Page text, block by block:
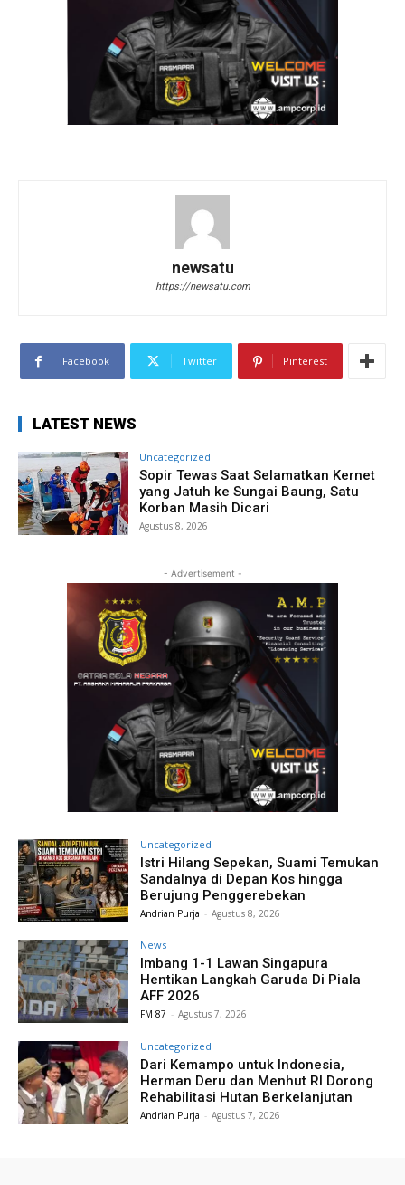
newsatu
https://newsatu.com
Facebook Twitter Pinterest
LATEST NEWS
Uncategorized
Sopir Tewas Saat Selamatkan Kernet
yang Jatuh ke Sungai Baung, Satu
Korban Masih Dicari
Agustus 8, 2026
- Advertisement -
Uncategorized
Istri Hilang Sepekan, Suami Temukan
Sandalnya di Depan Kos hingga
Berujung Penggerebekan
Andrian Purja - Agustus 8, 2026
News
Imbang 1-1 Lawan Singapura
Hentikan Langkah Garuda Di Piala
AFF 2026
FM 87 - Agustus 7, 2026
Uncategorized
Dari Kemampo untuk Indonesia,
Herman Deru dan Menhut RI Dorong
Rehabilitasi Hutan Berkelanjutan
Andrian Purja - Agustus 7, 2026